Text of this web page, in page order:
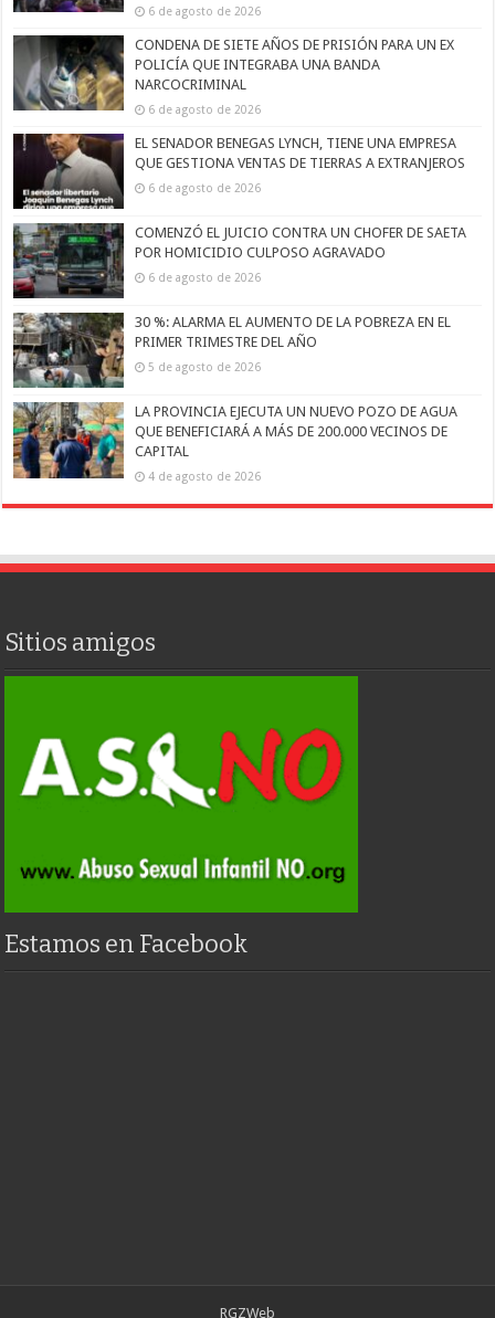
6 de agosto de 2026
CONDENA DE SIETE AÑOS DE PRISIÓN PARA UN EX
POLICÍA QUE INTEGRABA UNA BANDA
NARCOCRIMINAL
6 de agosto de 2026
EL SENADOR BENEGAS LYNCH, TIENE UNA EMPRESA
QUE GESTIONA VENTAS DE TIERRAS A EXTRANJEROS
6 de agosto de 2026
COMENZÓ EL JUICIO CONTRA UN CHOFER DE SAETA
POR HOMICIDIO CULPOSO AGRAVADO
6 de agosto de 2026
30 %: ALARMA EL AUMENTO DE LA POBREZA EN EL
PRIMER TRIMESTRE DEL AÑO
5 de agosto de 2026
LA PROVINCIA EJECUTA UN NUEVO POZO DE AGUA
QUE BENEFICIARÁ A MÁS DE 200.000 VECINOS DE
CAPITAL
4 de agosto de 2026
Sitios amigos
Estamos en Facebook
RGZWeb